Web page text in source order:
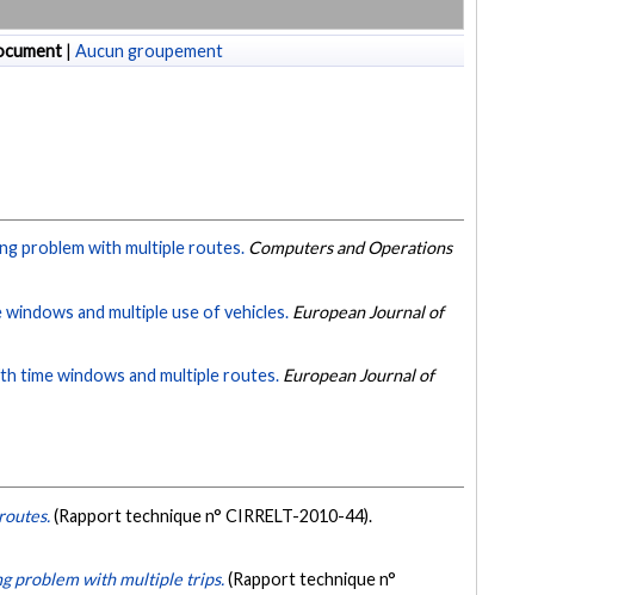
| Aucun groupement
problem with multiple routes. Computers and Operations
and multiple use of vehicles. European Journal of
time windows and multiple routes. European Journal of
(Rapport technique n° CIRRELT-2010-44).
problem with multiple trips.(Rapport technique n°